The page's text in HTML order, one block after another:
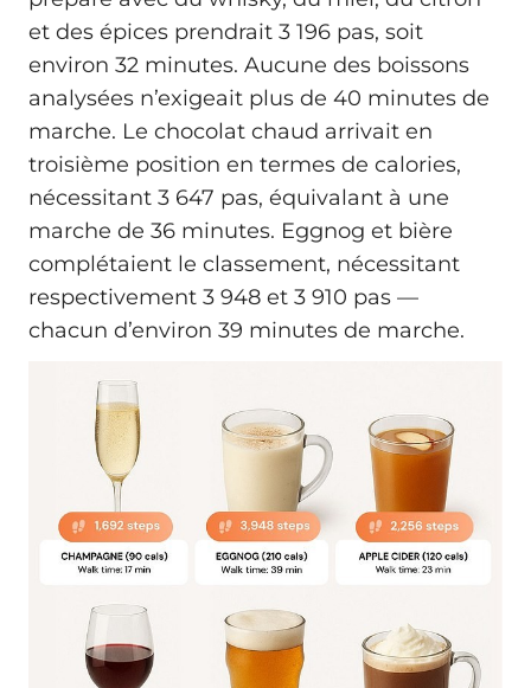
et des épices prendrait 3 196 pas, soit
environ 32 minutes. Aucune des boissons
analysées n’exigeait plus de 40 minutes de
marche. Le chocolat chaud arrivait en
troisième position en termes de calories,
nécessitant 3 647 pas, équivalant à une
marche de 36 minutes. Eggnog et bière
complétaient le classement, nécessitant
respectivement 3 948 et 3 910 pas —
chacun d’environ 39 minutes de marche.